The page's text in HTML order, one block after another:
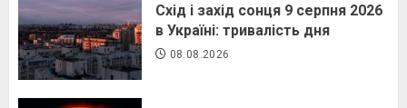
Схід і захід сонця 9 серпня 2026
в Україні: тривалість дня
08.08.2026